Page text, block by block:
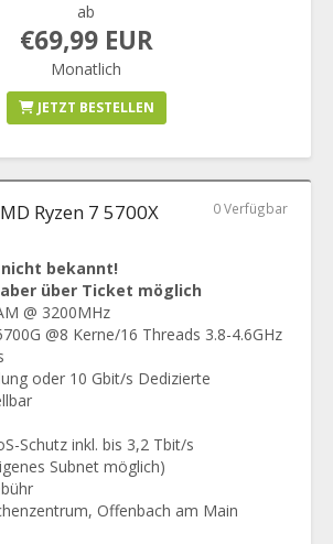
ab
€69,99 EUR
Monatlich
JETZT BESTELLEN
Ryzen 7 5700X 0 Verfügbar
bekannt!
über Ticket möglich
@ 3200MHz
@8 Kerne/16 Threads 3.8-4.6GHz
oder 10 Gbit/s Dedizierte
Schutz inkl. bis 3,2 Tbit/s
Subnet möglich)
Offenbach am Main